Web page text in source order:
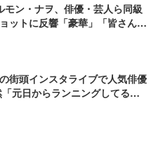
モン・ナヲ、俳優・芸人ら同級
ットに反響「豪華」「皆さん素
街頭インスタライブで人気俳優
元日からランニングしてるの